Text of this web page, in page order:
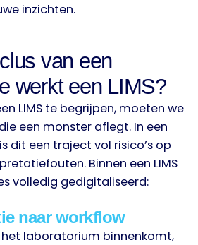
inzichten.
van een
werkt een LIMS?
LIMS te begrijpen, moeten we
die een monster aflegt. In een
dit een traject vol risico’s op
Binnen een LIMS
volledig gedigitaliseerd:
naar workflow
laboratorium binnenkomt,